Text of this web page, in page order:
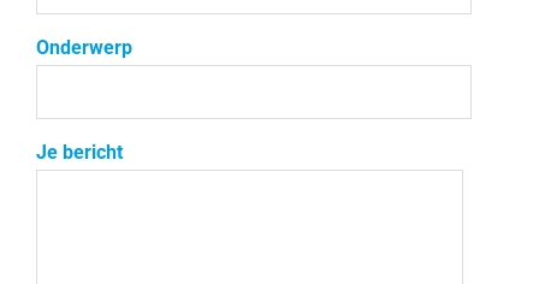
Onderwerp
Je bericht